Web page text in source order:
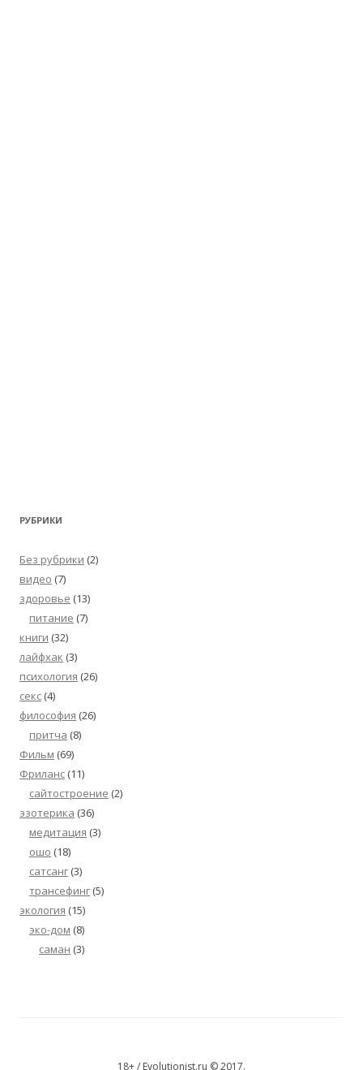
РУБРИКИ
Без рубрики (2)
видео (7)
здоровье (13)
питание (7)
книги (32)
лайфхак (3)
психология (26)
секс (4)
философия (26)
притча (8)
Фильм (69)
Фриланс (11)
сайтостроение (2)
эзотерика (36)
медитация (3)
ошо (18)
сатсанг (3)
трансефинг (5)
экология (15)
эко-дом (8)
саман (3)
18+ / Evolutionist.ru © 2017.